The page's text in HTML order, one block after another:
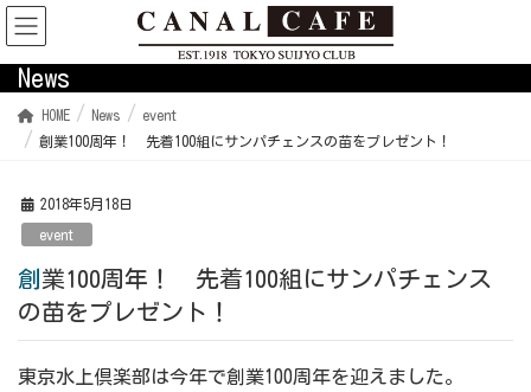
News
HOME News
event
創業100周年！ 先着100組にサンパチェンスの苗をプレゼント！
2018年5月18日
event
創業100周年！ 先着100組にサンパチェンス
の苗をプレゼント！
東京水上倶楽部は今年で創業100周年を迎えました。